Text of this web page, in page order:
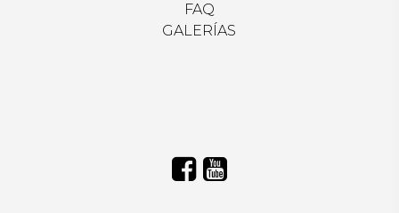
FAQ
GALERÍAS